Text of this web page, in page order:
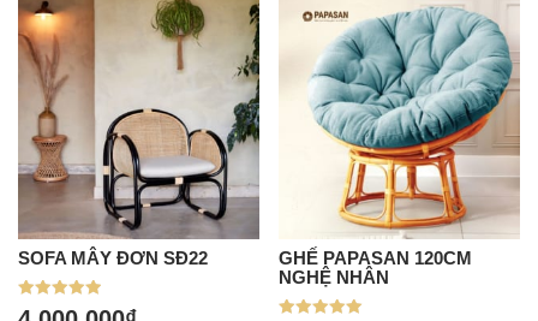
SOFA MÂY ĐƠN SĐ22
Được xếp
GHẾ PAPASAN 120CM
NGHỆ NHÂN